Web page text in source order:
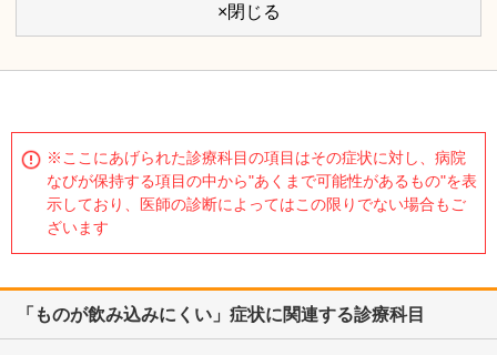
×閉じる
※ここにあげられた診療科目の項目はその症状に対し、病院
なびが保持する項目の中から"あくまで可能性があるもの"を表
示しており、医師の診断によってはこの限りでない場合もご
ざいます
「ものが飲み込みにくい」症状に関連する診療科目